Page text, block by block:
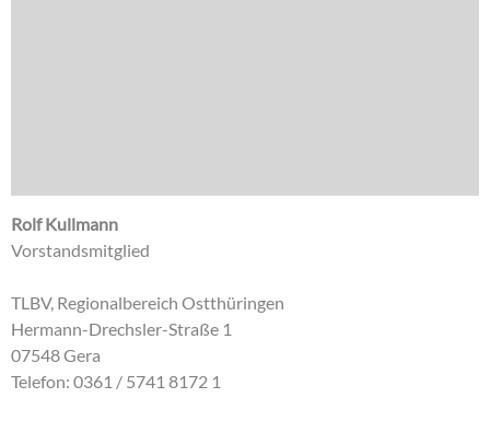
Rolf Kullmann
Vorstandsmitglied
TLBV, Regionalbereich Ostthüringen
Hermann-Drechsler-Straße 1
07548 Gera
Telefon: 0361 / 5741 8172 1